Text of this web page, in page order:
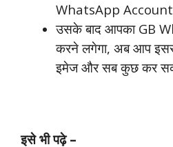
WhatsApp Account
उसके बाद आपका GB
करने लगेगा, अब आप
इमेज और सब कुछ कर
इसे भी पढ़े –